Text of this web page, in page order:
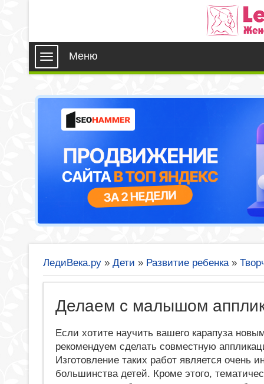
Меню
ЛедиВека.ру » Дети » Развитие ребенка»
Делаем с малышом
Если хотите научить вашего карапуза
рекомендуем сделать совместную
Изготовление таких работ является очень
большинства детей. Кроме этого,